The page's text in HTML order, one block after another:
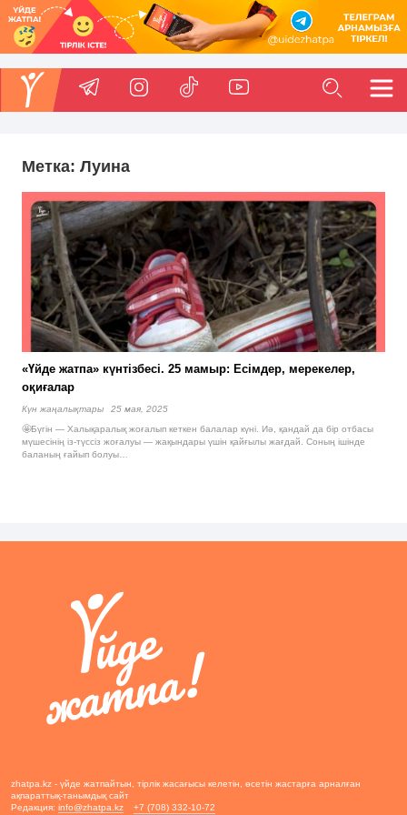
Метка: Луина
«Үйде жатпа» күнтізбесі. 25 мамыр: Есімдер, мерекелер,
оқиғалар
Күн жаңалықтары
25 мая, 2025
🤩Бүгін — Халықаралық жоғалып кеткен балалар күні. Иә, қандай да бір отбасы
мүшесінің із-түссіз жоғалуы — жақындары үшін қайғылы жағдай. Соның ішінде
баланың ғайып болуы…
zhatpa.kz - үйде жатпайтын, тірлік жасағысы келетін, өсетін жастарға арналған
ақпараттық-танымдық сайт
Редакция: info@zhatpa.kz
+7 (708) 332-10-72